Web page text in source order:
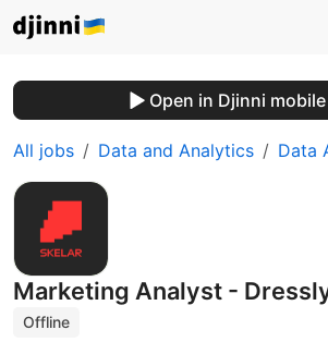
Open in Djinni
All jobs Data and Analytics Data
Marketing Analyst -
Offline